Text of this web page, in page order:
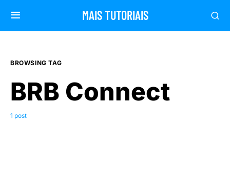
MAIS TUTORIAIS
BROWSING TAG
BRB Connect
1 post